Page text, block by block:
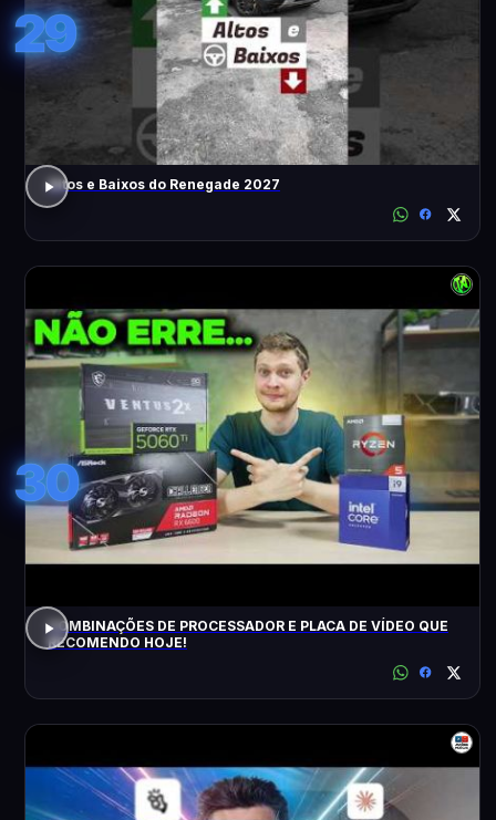
29
Altos e Baixos do Renegade 2027
30
COMBINAÇÕES DE PROCESSADOR E PLACA DE VÍDEO QUE
RECOMENDO HOJE!